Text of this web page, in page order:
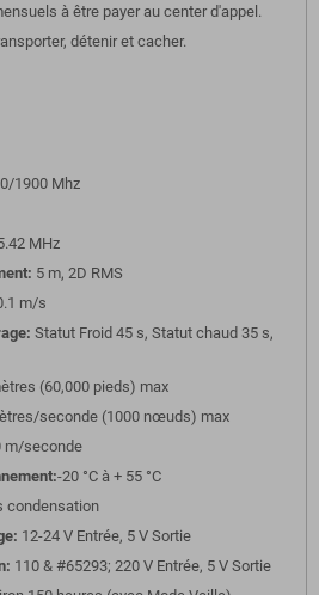
à être payer au center d'appel.
détenir et cacher.
1900 Mhz
MHz
5 m, 2D RMS
m/s
Statut Froid 45 s, Statut chaud 35 s,
(60,000 pieds) max
seconde (1000 nœuds) max
m/seconde
-20 °C à + 55 °C
condensation
12-24 V Entrée, 5 V Sortie
110 & #65293; 220 V Entrée, 5 V Sortie